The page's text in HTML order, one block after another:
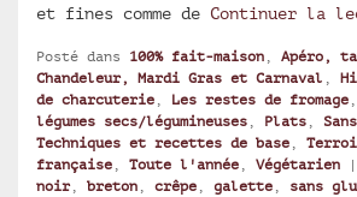
et fines comme de Continuer la
Posté dans 100% fait-maison Apéro,
Chandeleur, Mardi Gras et Carnaval
de charcuterie
Les restes de fromage
légumes secs/légumineuses
Plats
Techniques et recettes de base
française
Toute l'année Végétarien |
noir, breton crêpe galette sans